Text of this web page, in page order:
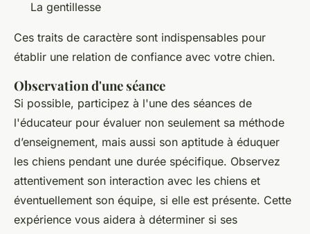
La gentillesse
Ces traits de caractère sont indispensables pour
établir une relation de confiance avec votre chien.
Observation d'une séance
Si possible, participez à l'une des séances de
l'éducateur pour évaluer non seulement sa méthode
d’enseignement, mais aussi son aptitude à éduquer
les chiens pendant une durée spécifique. Observez
attentivement son interaction avec les chiens et
éventuellement son équipe, si elle est présente. Cette
expérience vous aidera à déterminer si ses